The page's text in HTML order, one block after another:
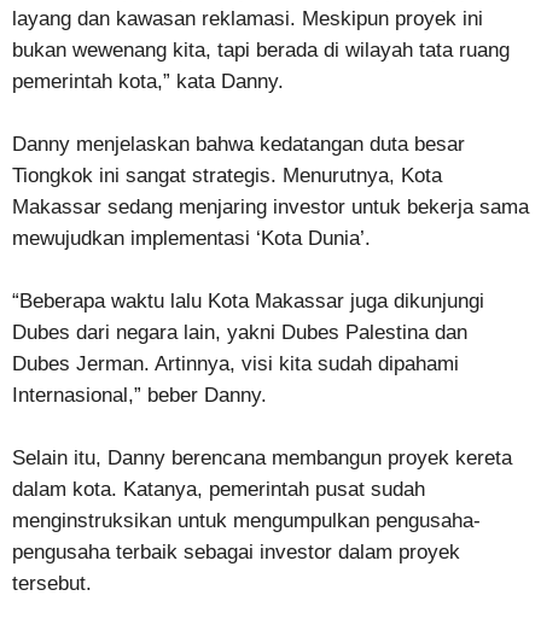
layang dan kawasan reklamasi. Meskipun proyek ini
bukan wewenang kita, tapi berada di wilayah tata ruang
pemerintah kota,” kata Danny.
Danny menjelaskan bahwa kedatangan duta besar
Tiongkok ini sangat strategis. Menurutnya, Kota
Makassar sedang menjaring investor untuk bekerja sama
mewujudkan implementasi ‘Kota Dunia’.
“Beberapa waktu lalu Kota Makassar juga dikunjungi
Dubes dari negara lain, yakni Dubes Palestina dan
Dubes Jerman. Artinnya, visi kita sudah dipahami
Internasional,” beber Danny.
Selain itu, Danny berencana membangun proyek kereta
dalam kota. Katanya, pemerintah pusat sudah
menginstruksikan untuk mengumpulkan pengusaha-
pengusaha terbaik sebagai investor dalam proyek
tersebut.